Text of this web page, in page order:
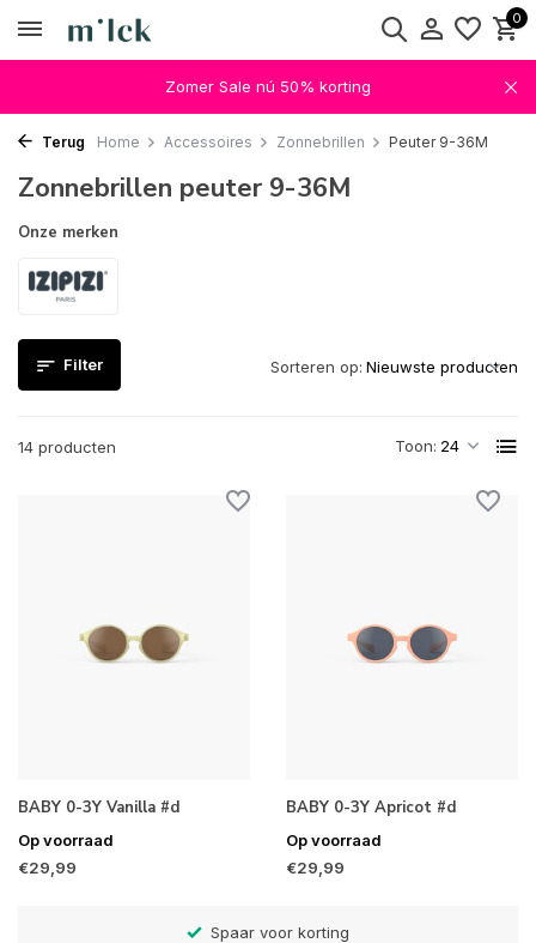
0
Zomer Sale nú 50% korting
Terug Home Accessoires Zonnebrillen Peuter 9-36M
Zonnebrillen peuter 9-36M
Onze merken
Filter
14 producten Toon:
Sorteren op:
BABY 0-3Y Vanilla #d
Op voorraad
€29,99
BABY 0-3Y Apricot #d
Op voorraad
€29,99
Spaar voor korting